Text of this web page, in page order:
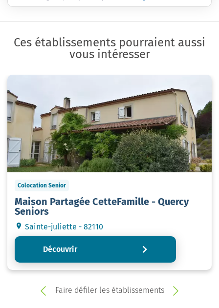
Ces établissements pourraient aussi
vous intéresser
Colocation Senior
Maison Partagée CetteFamille - Quercy
Seniors
Sainte-juliette - 82110
Découvrir
Faire défiler les établissements